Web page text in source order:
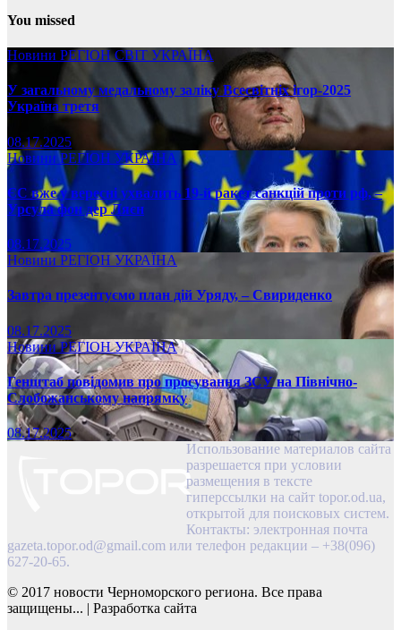
You missed
Новини РЕГІОНСВІТ УКРАЇНА
У загальному медальному заліку Всесвітніх ігор-2025
Україна третя
08.17.2025
НовиниРЕГІОН УКРАЇНА
ЄС вже у вересні ухвалить 19-й ракет санкцій проти рф, –
Урсула фон дер Ляєн
08.17.2025
Новини РЕГІОН УКРАЇНА
Завтра презентуємо план дій Уряду, – Свириденко
08.17.2025
НовиниРЕГІОНУКРАЇНА
Генштаб повідомив про просування ЗСУ на Північно-
Слобожанському напрямку
08.17.2025
Использование материалов сайта
разрешается при условии
размещения в тексте
гиперссылки на сайт topor.od.ua,
открытой для поисковых систем.
Контакты: электронная почта
gazeta.topor.od@gmail.com или телефон редакции – +38(096)
627-20-65.
© 2017 новости Черноморского региона. Все права
защищены... | Разработка сайта